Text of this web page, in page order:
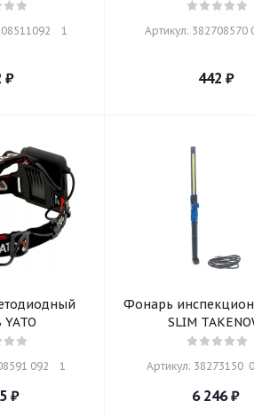
1
₽
Артикул: 382708570
442 ₽
092    1
₽
Фонарь
SLIM
Артикул: 38273150
6 246₽